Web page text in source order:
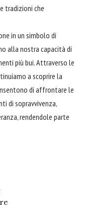
tradizioni che
in un simbolo di
alla nostra capacità di
più bui. Attraverso le
a scoprire la
di affrontare le
di sopravvivenza,
rendendole parte